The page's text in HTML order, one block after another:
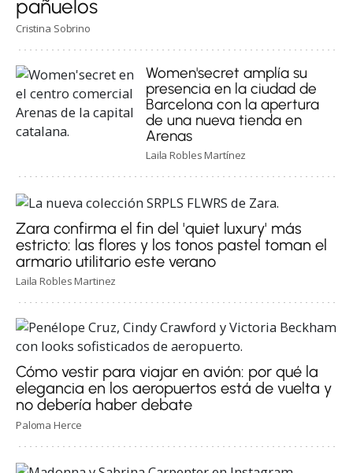
pañuelos
Cristina Sobrino
Women'secret amplía su
presencia en la ciudad de
Barcelona con la apertura
de una nueva tienda en
Arenas
Laila Robles Martínez
Zara confirma el fin del 'quiet luxury' más
estricto: las flores y los tonos pastel toman el
armario utilitario este verano
Laila Robles Martinez
Cómo vestir para viajar en avión: por qué la
elegancia en los aeropuertos está de vuelta y
no debería haber debate
Paloma Herce